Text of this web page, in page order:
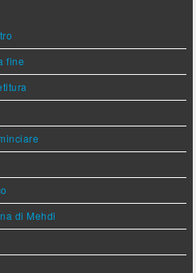
fine
di Mehdi